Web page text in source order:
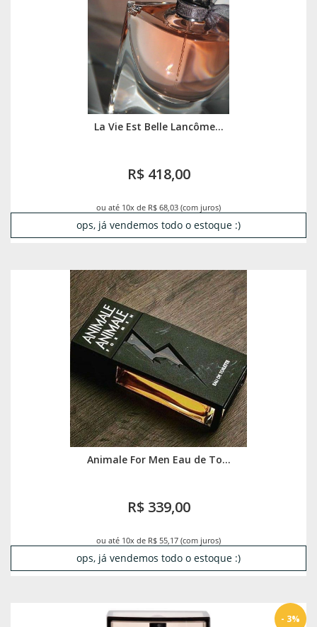
La Vie Est Belle Lancôme...
R$ 418,00
ou até 10x de R$ 68,03 (com juros)
ops, já vendemos todo o estoque :)
Animale For Men Eau de To...
R$ 339,00
ou até 10x de R$ 55,17 (com juros)
ops, já vendemos todo o estoque :)
- 3%